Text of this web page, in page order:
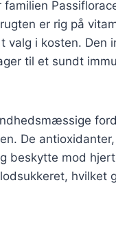
er rig på
valg i kosten. Den
til et sundt
De
beskytte mod
hvilket